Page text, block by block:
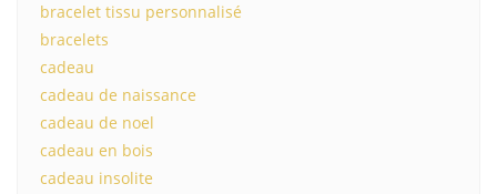
bracelet tissu personnalisé
bracelets
cadeau
cadeau de naissance
cadeau de noel
cadeau en bois
cadeau insolite